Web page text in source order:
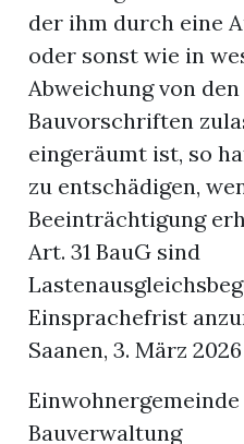
der ihm durch eine
oder sonst wie in
Abweichung von
Bauvorschriften
eingeräumt ist, so
zu entschädigen,
Beeinträchtigung
Art. 31 BauG sind
Einsprachefrist
Saanen, 3. März 2026
Einwohnergemeinde
Bauverwaltung